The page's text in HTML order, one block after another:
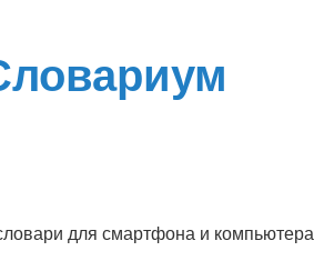
для смартфона и компьютера